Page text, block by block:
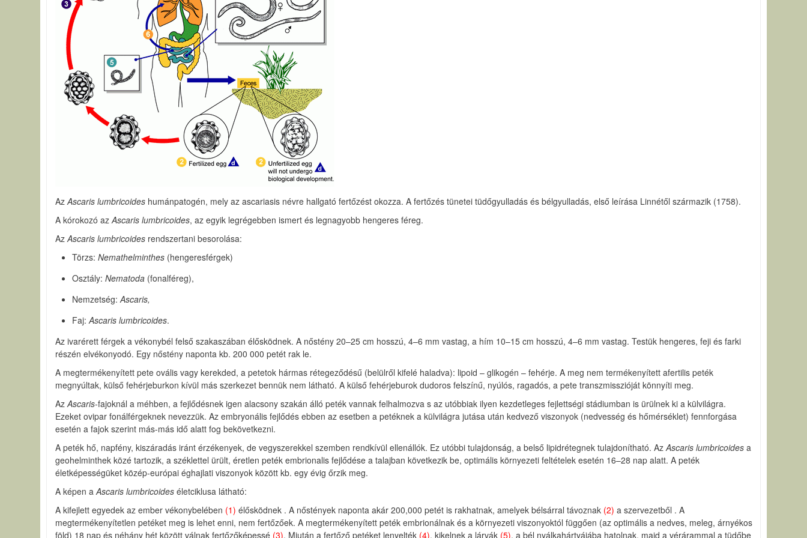
AzAscaris lumbricoides humánpatogén, mely az ascariasis névre hallgató fertőzést okozza. A fertőzés tünetei tüdőgyulladás és bélgyulladás, első leírása Linnétől származik (1758).
A kórokozó azAscaris lumbricoides, az egyik legrégebben ismert és legnagyobb hengeres féreg.
AzAscaris lumbricoides rendszertani besorolása:
Törzs:Nemathelminthes (hengeresférgek)
Osztály:Nematoda (fonalféreg),
Nemzetség:Ascaris,
Faj:Ascaris lumbricoides.
Az ivarérett férgek a vékonybél felső szakaszában élősködnek. A nőstény 20–25 cm hosszú, 4–6 mm vastag, a hím 10–15 cm hosszú, 4–6 mm vastag. Testük hengeres, feji és farki
részén elvékonyodó. Egy nőstény naponta kb. 200 000 petét rak le.
A megtermékenyített pete ovális vagy kerekded, a petetok hármas rétegeződésű (belülről kifelé haladva): lipoid – glikogén – fehérje. A meg nem termékenyített afertilis peték
megnyúltak, külső fehérjeburkon kívül más szerkezet bennük nem látható. A külső fehérjeburok dudoros felszínű, nyúlós, ragadós, a pete transzmisszióját könnyíti meg.
AzAscaris-fajoknál a méhben, a fejlődésnek igen alacsony szakán álló peték vannak felhalmozva s az utóbbiak ilyen kezdetleges fejlettségi stádiumban is ürülnek ki a külvilágra.
Ezeket ovipar fonálférgeknek nevezzük. Az embryonális fejlődés ebben az esetben a petéknek a külvilágra jutása után kedvező viszonyok (nedvesség és hőmérséklet) fennforgása
esetén a fajok szerint más-más idő alatt fog bekövetkezni.
A peték hő, napfény, kiszáradás iránt érzékenyek, de vegyszerekkel szemben rendkívül ellenállók. Ez utóbbi tulajdonság, a belső lipidrétegnek tulajdonítható. AzAscaris lumbricoidesa
geohelminthek közé tartozik, a széklettel ürült, éretlen peték embrionalis fejlődése a talajban következik be, optimális környezeti feltételek esetén 16–28 nap alatt. A peték
életképességüket közép-európai éghajlati viszonyok között kb. egy évig őrzik meg.
A képen aAscaris lumbricoideséletciklusa látható:
A kifejlett egyedek az ember vékonybelében (1) élősködnek . A nőstények naponta akár 200,000 petét is rakhatnak, amelyek bélsárral távoznak (2) a szervezetből . A
megtermékenyítetlen petéket meg is lehet enni, nem fertőzőek. A megtermékenyített peték embrionálnak és a környezeti viszonyoktól függően (az optimális a nedves, meleg, árnyékos
föld) 18 nap és néhány hét között válnak fertőzőképessé (3). Miután a fertőző petéket lenyelték (4), kikelnek a lárvák (5), a bél nyálkahártyájába hatolnak, majd a vérárammal a tüdőbe